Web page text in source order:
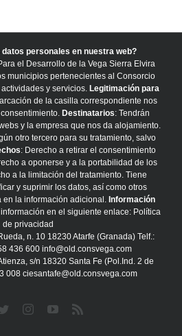
personales en nuestra web?
el Desarrollo de la Vega Sierra Elvira
municipios pertenecientes al Consorcio
y servicios. Legitimación para
de la casilla correspondiente nos
Destinatarios: Tendrán
y la empresa que nos da alojamiento.
otro tercero para su tratamiento, salvo
: Derecho a retirar el consentimiento
a oponerse y a la portabilidad de los
a la limitación del tratamiento. Tiene
y suprimir los datos, así como otros
en la información adicional. Información
en el siguiente enlace: Política
de privacidad
n. 10 18230 Atarfe (Granada) Telf.:
436 600 info@old.consvega.com
s/n 18320 Santa Fe (Pol.Ind. 2 de
008 ciesantafe@old.consvega.com
TwitterInstagramYouTube